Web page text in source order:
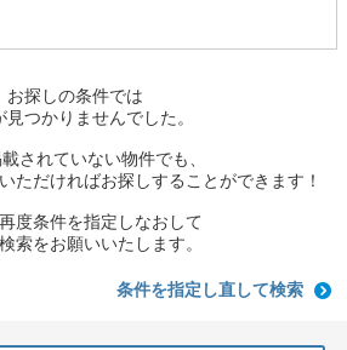
お探しの条件では
見つかりませんでした。
されていない物件でも、
ただければお探しすることができます！
度条件を指定しなおして
索をお願いいたします。
条件を指定し直して検索